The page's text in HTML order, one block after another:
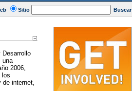
Sitio Buscar
Desarrollo
una
2006,
los
de internet,